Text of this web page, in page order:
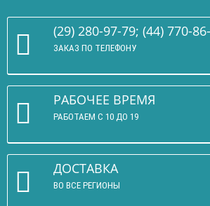
(29) 280-97-79; (44) 770-
ЗАКАЗ ПО ТЕЛЕФОНУ
РАБОЧЕЕ ВРЕМЯ
РАБОТАЕМ С 10 ДО 19
ДОСТАВКА
ВО ВСЕ РЕГИОНЫ